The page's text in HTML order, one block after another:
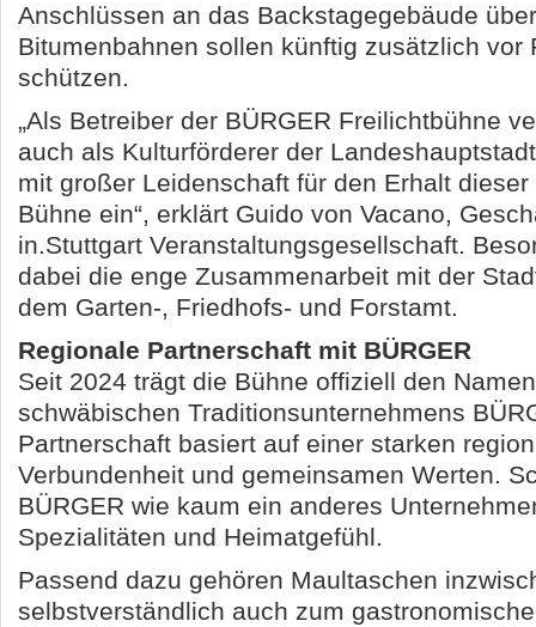
Anschlüssen an das Backstagegebäude
Bitumenbahnen sollen künftig zusätzlich vor
schützen.
„Als Betreiber der BÜRGER Freilichtbühne
auch als Kulturförderer der
mit großer Leidenschaft für den Erhalt
Bühne ein“, erklärt Guido von Vacano,
in.Stuttgart Veranstaltungsgesellschaft.
dabei die enge Zusammenarbeit mit der
dem Garten-, Friedhofs- und Forstamt.
Regionale Partnerschaft mit BÜRGER
Seit 2024 trägt die Bühne offiziell den
schwäbischen Traditionsunternehmens
Partnerschaft basiert auf einer starken
Verbundenheit und gemeinsamen Werten.
BÜRGER wie kaum ein anderes
Spezialitäten und Heimatgefühl.
Passend dazu gehören Maultaschen
selbstverständlich auch zum